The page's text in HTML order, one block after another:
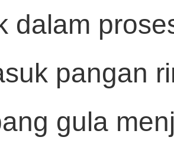
dalam
pangan
gula